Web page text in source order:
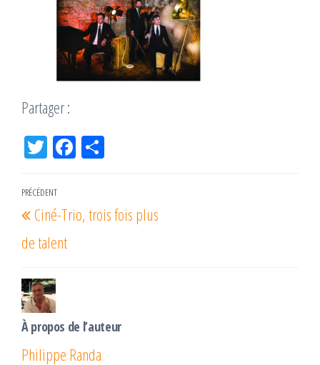
Partager :
Tw
er
Fac
k r
Navigation
de
l’article
Article
précédent
PRÉCÉDENT
Ciné-Trio, trois fois plus
de talent
À propos de l’auteur
Philippe Randa